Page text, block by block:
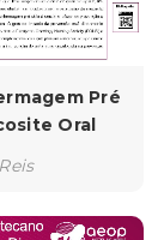
Pré
Oral